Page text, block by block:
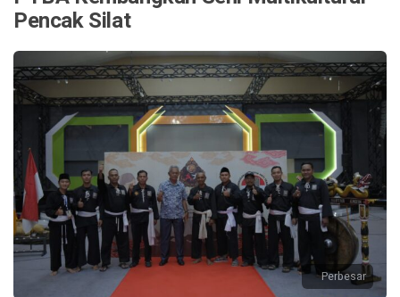
Pencak Silat
Perbesar